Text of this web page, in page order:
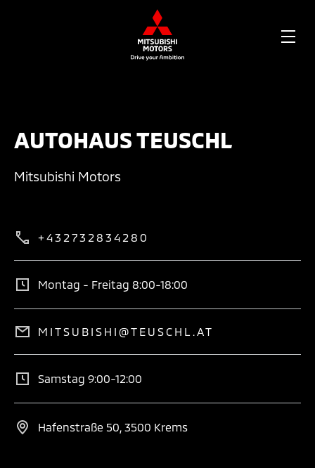
AUTOHAUS TEUSCHL
Mitsubishi Motors
+432732834280
Montag - Freitag 8:00-18:00
MITSUBISHI@TEUSCHL.AT
Samstag 9:00-12:00
Hafenstraße 50, 3500 Krems